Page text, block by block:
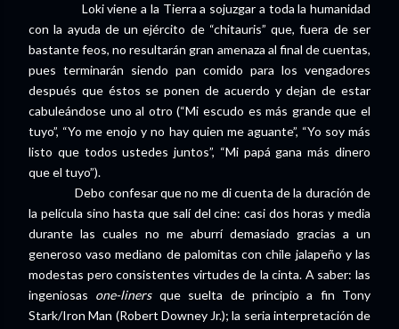
Loki viene a la Tierra a sojuzgar a toda la humanidad
con la ayuda de un ejército de “chitauris” que, fuera de ser
bastante feos, no resultarán gran amenaza al final de cuentas,
pues terminarán siendo pan comido para los vengadores
después que éstos se ponen de acuerdo y dejan de estar
cabuleándose uno al otro (“Mi escudo es más grande que el
tuyo”, “Yo me enojo y no hay quien me aguante”, “Yo soy más
listo que todos ustedes juntos”, “Mi papá gana más dinero
que el tuyo”).
Debo confesar que no me di cuenta de la duración de
la película sino hasta que salí del cine: casi dos horas y media
durante las cuales no me aburrí demasiado gracias a un
generoso vaso mediano de palomitas con chile jalapeño y las
modestas pero consistentes virtudes de la cinta. A saber: las
ingeniosas one-linersque suelta de principio a fin Tony
Stark/Iron Man (Robert Downey Jr.); la seria interpretación de